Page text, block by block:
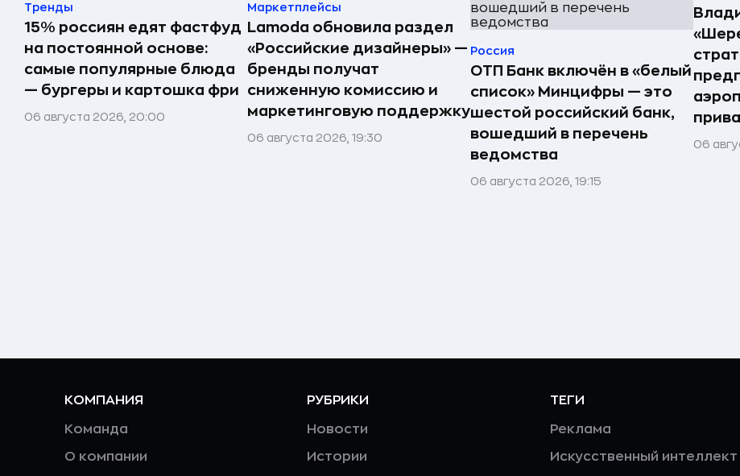
Тренды
15% россиян едят фастфуд
на постоянной основе:
самые популярные блюда
— бургеры и картошка фри
06 августа 2026, 20:00
Маркетплейсы
Lamoda обновила раздел
«Российские дизайнеры» —
бренды получат
сниженную комиссию и
маркетинговую поддержку
06 августа 2026, 19:30
Россия
ОТП Банк включён в «белый
список» Минцифры — это
шестой российский банк,
вошедший в перечень
ведомства
06 августа 2026, 19:15
06
КОМПАНИЯ
Команда
О компании
РУБРИКИ
Новости
Истории
ТЕГИ
Реклама
Искусственный интеллект